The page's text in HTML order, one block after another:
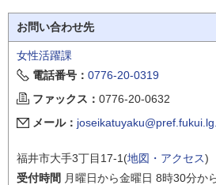
お問い合わせ先
女性活躍課
電話番号： 0776-20-0319
ファックス： 0776-20-0632
メール：
福井市大手3丁目17-1(地図・アクセス)
受付時間 月曜日から金曜日 8時30分か